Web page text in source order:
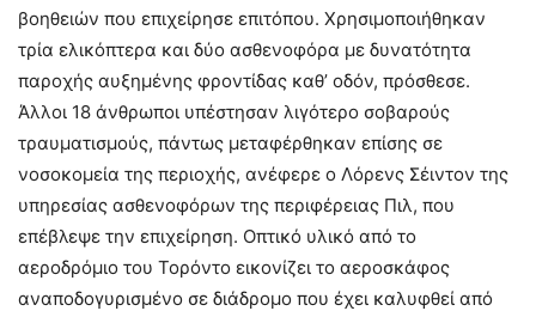
βοηθειών που επιχείρησε επιτόπου. Χρησιμοποιήθηκαν
τρία ελικόπτερα και δύο ασθενοφόρα με δυνατότητα
παροχής αυξημένης φροντίδας καθ’ οδόν, πρόσθεσε.
Άλλοι 18 άνθρωποι υπέστησαν λιγότερο σοβαρούς
τραυματισμούς, πάντως μεταφέρθηκαν επίσης σε
νοσοκομεία της περιοχής, ανέφερε ο Λόρενς Σέιντον της
υπηρεσίας ασθενοφόρων της περιφέρειας Πιλ, που
επέβλεψε την επιχείρηση. Οπτικό υλικό από το
αεροδρόμιο του Τορόντο εικονίζει το αεροσκάφος
αναποδογυρισμένο σε διάδρομο που έχει καλυφθεί από